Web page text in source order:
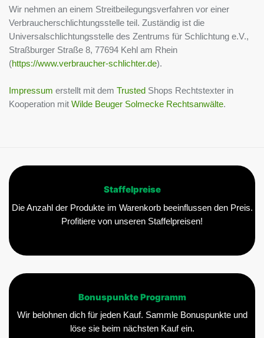
Wir nehmen an einem Streitbeilegungsverfahren vor einer
Verbraucherschlichtungsstelle teil. Zuständig ist die
Universalschlichtungsstelle des Zentrums für Schlichtung e.V.,
Straßburger Straße 8, 77694 Kehl am Rhein
(https://www.verbraucher-schlichter.de).
Impressum erstellt mit dem Trusted Shops Rechtstexter in
Kooperation mit Wilde Beuger Solmecke Rechtsanwälte.
Staffelpreise
Die Anzahl der Produkte im Warenkorb beeinflussen den Preis.
Profitiere von unseren Staffelpreisen!
Bonuspunkte Programm
Wir belohnen dich für jeden Kauf. Sammle Bonuspunkte und
löse sie beim nächsten Kauf ein.